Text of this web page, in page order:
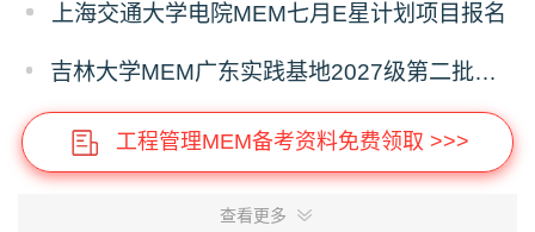
上海交通大学电院MEM七月E星计划项目报名
吉林大学MEM广东实践基地2027级第二批次预审面试启动
工程管理MEM备考资料免费领取 >>>
查看更多